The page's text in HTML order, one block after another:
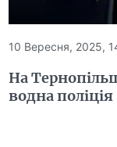
10 Вересня, 2025,
На
водна поліція